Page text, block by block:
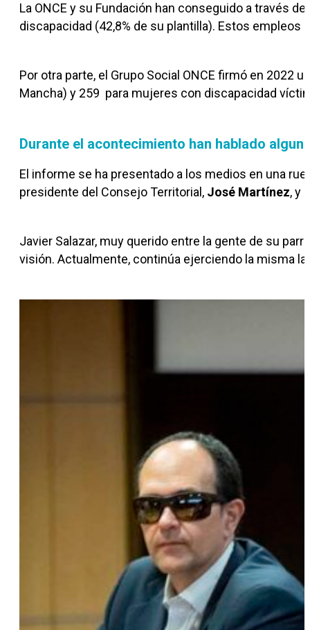
La ONCE y su Fundación han conseguido a través
discapacidad (42,8% de su plantilla). Estos
Por otra parte, el Grupo Social ONCE firmó en 2022
Mancha) y 259 para mujeres con discapacidad
Durante el acontecimiento han hablado
El informe se ha presentado a los medios en una
presidente del Consejo Territorial, José Martínez, y
Javier Salazar, muy querido entre la gente de su
visión. Actualmente, continúa ejerciendo la misma